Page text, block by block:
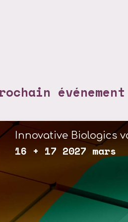
Innovative Biologics
16 + 17 2027 mars